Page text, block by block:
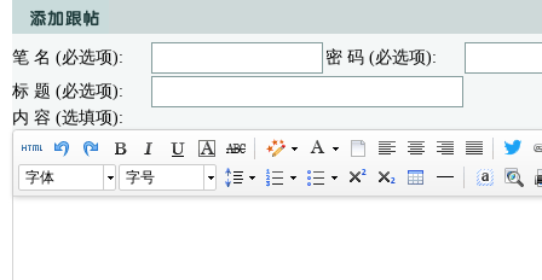
笔 名 (必选项):
密 码 (必选项):
标 题 (必选项):
内 容 (选填项):
字体 字号